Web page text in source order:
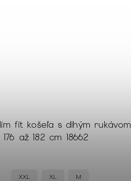
modrá košeľa
strihu na výšku 176 až 182 cm